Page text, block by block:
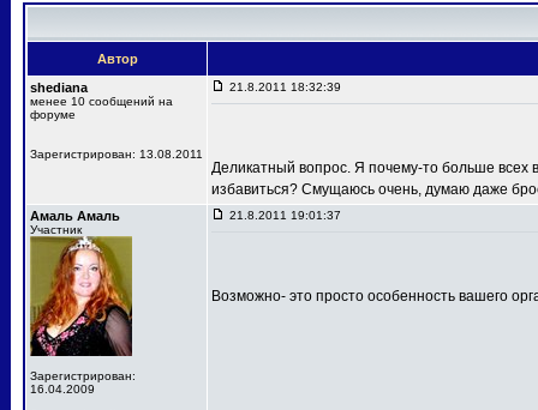
Автор
shediana
менее 10 сообщений на
форуме
Зарегистрирован: 13.08.2011
21.8.2011 18:32:39
Деликатный вопрос. Я почему-то больше всех
избавиться? Смущаюсь очень, думаю даже
Амаль Амаль
Участник
Зарегистрирован:
16.04.2009
21.8.2011 19:01:37
Возможно- это просто особенность вашего